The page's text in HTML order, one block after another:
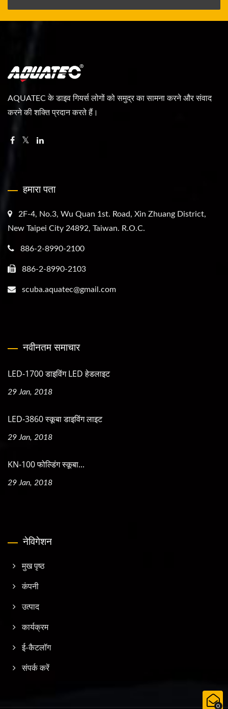
0
AQUATEC के डाइव गियर्स लोगों को समुद्र का सामना करने और संवाद
करने की शक्ति प्रदान करते हैं।
हमारा पता
2F-4, No.3, Wu Quan 1st. Road, Xin Zhuang District,
New Taipei City 24892, Taiwan. R.O.C.
886-2-8990-2100
886-2-8990-2103
scuba.aquatec@gmail.com
नवीनतम समाचार
LED-1700 डाइविंग LED हेडलाइट
29 Jan, 2018
LED-3860 स्कूबा डाइविंग लाइट
29 Jan, 2018
KN-100 फोल्डिंग स्कूबा...
29 Jan, 2018
नेविगेशन
मुख पृष्ठ
कंपनी
उत्पाद
कार्यक्रम
ई-कैटलॉग
संपर्क करें